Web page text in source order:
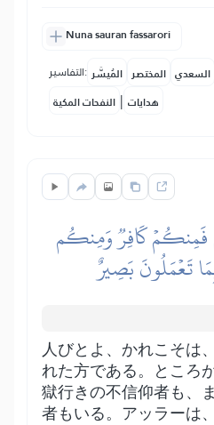
Nuna sauran fassarori
التفاسير: المُيسَّر المختصر السعدي
النفحات المكية | هدايات
كَافِرٞ وَمِنكُم
تَعۡمَلُونَ بَصِيرٌ
人びとよ、かれこそは
れた方である。ところ
獄行きの不信仰者も、
者もいる。アッラーは